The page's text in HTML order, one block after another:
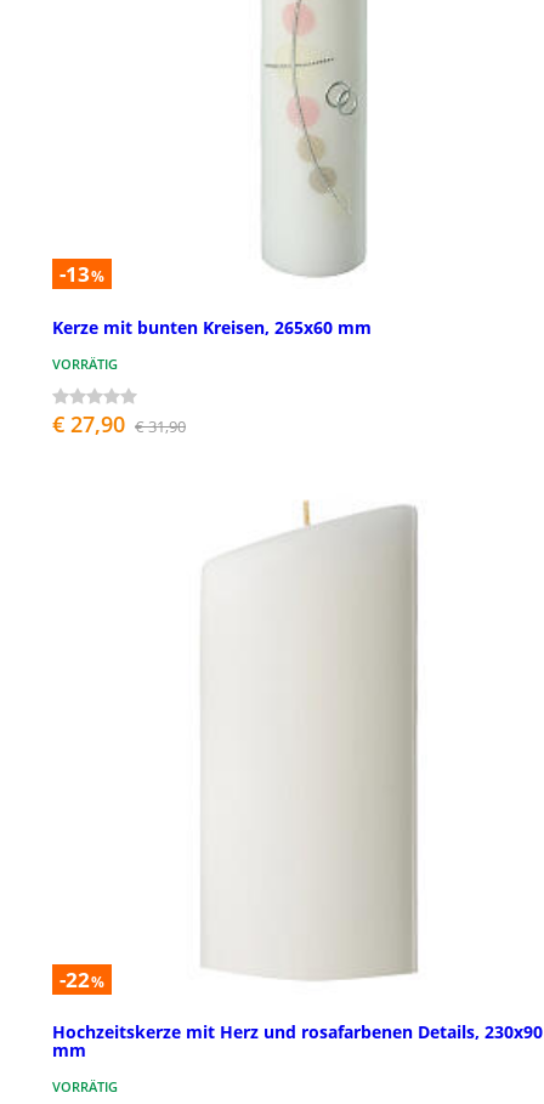
-13%
Kerze mit bunten Kreisen, 265x60 mm
VORRÄTIG
€ 27,90 € 31,90
-22%
Hochzeitskerze mit Herz und rosafarbenen Details, 230x90
mm
VORRÄTIG